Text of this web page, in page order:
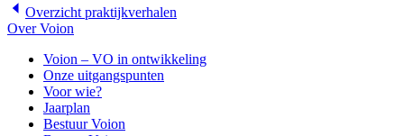
Overzicht praktijkverhalen
Over Voion
Voion – VO in ontwikkeling
Onze uitgangspunten
Voor wie?
Jaarplan
Bestuur Voion